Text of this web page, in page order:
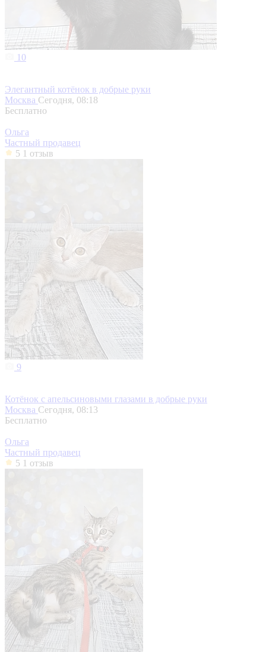
10
Элегантный котёнок в добрые руки
Москва Сегодня, 08:18
Бесплатно
Ольга
Частный продавец
5 1 отзыв
9
Котёнок с апельсиновыми глазами в добрые руки
Москва Сегодня, 08:13
Бесплатно
Ольга
Частный продавец
5 1 отзыв